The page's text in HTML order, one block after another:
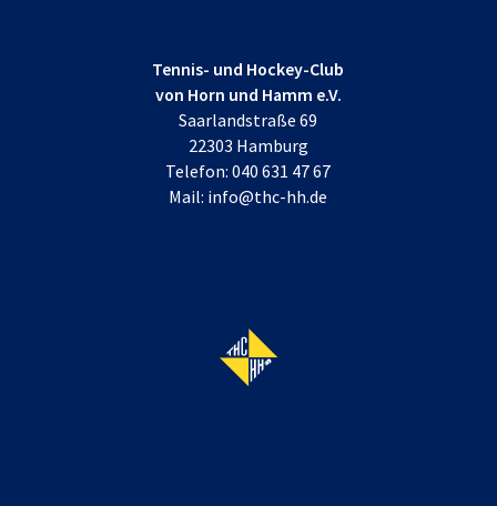
Tennis- und Hockey-Club
von Horn und Hamm e.V.
Saarlandstraße 69
22303 Hamburg
Telefon:040 631 47 67
Mail: info@thc-hh.de